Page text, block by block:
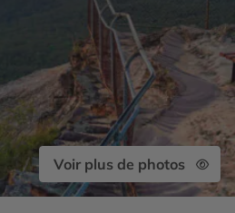
Voir plus de photos